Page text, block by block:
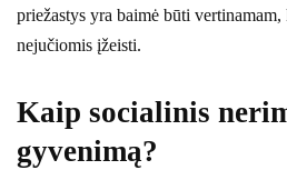
priežastys yra baimė būti
nejučiomis įžeisti.
Kaip socialinis
gyvenimą?